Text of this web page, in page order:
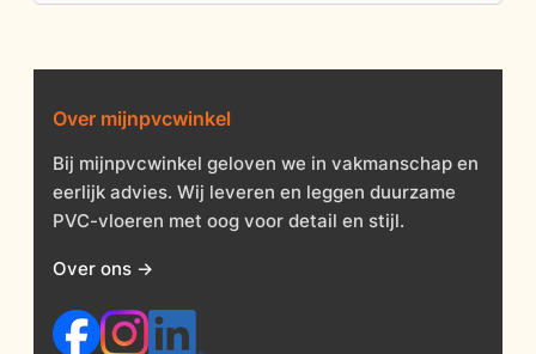
Over mijnpvcwinkel
Bij mijnpvcwinkel geloven we in vakmanschap en
eerlijk advies. Wij leveren en leggen duurzame
PVC-vloeren met oog voor detail en stijl.
Over ons →